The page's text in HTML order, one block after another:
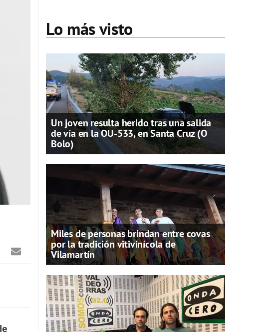
Lo más visto
Un joven resulta herido tras una salida
de vía en la OU-533, en Santa Cruz (O
Bolo)
Miles de personas brindan entre covas
por la tradición vitivinícola de
Vilamartín